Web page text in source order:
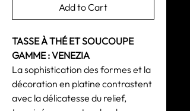
Add to Cart
TASSE À THÉ ET SOUCOUPE
GAMME : VENEZIA
La sophistication des formes et la
décoration en platine contrastent
avec la délicatesse du relief,